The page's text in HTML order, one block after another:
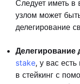
Следует иметь в
узлом может
делегирование
Делегирование
stake, у вас
в стейкинг с